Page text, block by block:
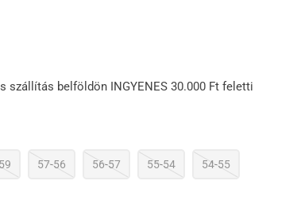
szállítás belföldön INGYENES 30.000 Ft feletti
57-56 56-57 55-54 54-55